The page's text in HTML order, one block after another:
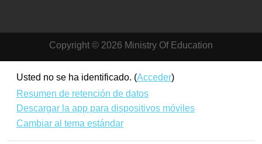
Copyright © 2026 Ministry Of Education
Usted no se ha identificado. (Acceder)
Resumen de retención de datos
Descargar la app para dispositivos móviles
Cambiar al tema estándar